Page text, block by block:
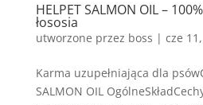
HELPET SALMON OIL –
łososia
utworzone przez boss | cze
Karma uzupełniająca dla
SALMON OIL